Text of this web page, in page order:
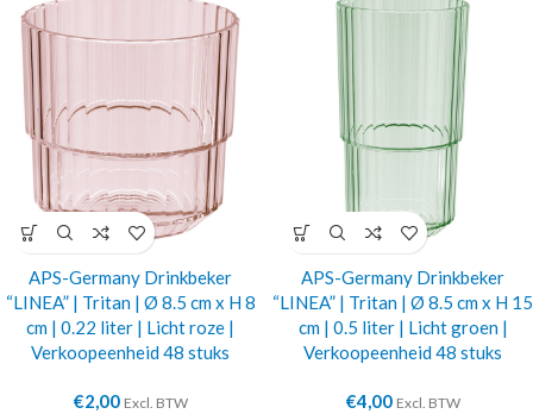
APS-Germany Drinkbeker
“LINEA” | Tritan | Ø 8.5 cm x H 8
cm | 0.22 liter | Licht roze |
Verkoopeenheid 48 stuks
€2,00 Excl. BTW
APS-Germany Drinkbeker
“LINEA” | Tritan | Ø 8.5 cm x H 15
cm | 0.5 liter | Licht groen |
Verkoopeenheid 48 stuks
€4,00 Excl. BTW